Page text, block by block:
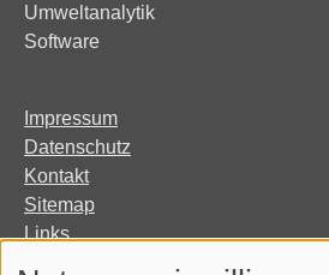
Umweltanalytik
Software
Impressum
Datenschutz
Kontakt
Sitemap
Links